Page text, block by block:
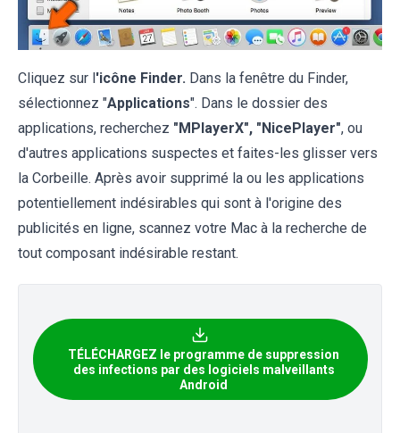
Cliquez sur l 'icône Finder. Dans la fenêtre du Finder,
sélectionnez "Applications". Dans le dossier des
applications, recherchez "MPlayerX", "NicePlayer", ou
d'autres applications suspectes et faites-les glisser vers
la Corbeille. Après avoir supprimé la ou les applications
potentiellement indésirables qui sont à l'origine des
publicités en ligne, scannez votre Mac à la recherche de
tout composant indésirable restant.
TÉLÉCHARGEZ le programme de suppression
des infections par des logiciels malveillants
Android